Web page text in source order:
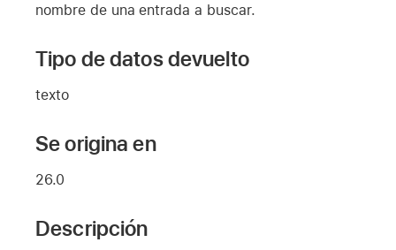
nombre de una entrada a buscar.
Tipo de datos devuelto
texto
Se origina en
26.0
Descripción